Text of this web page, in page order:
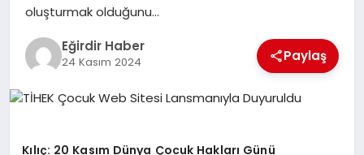
YAŞAM
oluşturmak olduğunu…
Eğirdir Haber
24 Kasım 2024 Paylaş
Kılıç: 20 Kasım Dünya Çocuk Hakları Günü